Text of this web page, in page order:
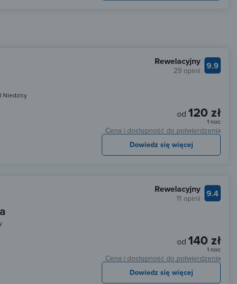
Niedzicy
9.9
Rewelacyjny
29 opinii
od 120 zł
1 noc
Cena i dostępność do potwierdzenia
Dowiedz się więcej
9.4
Rewelacyjny
11 opinii
od 140 zł
1 noc
Cena i dostępność do potwierdzenia
Dowiedz się więcej